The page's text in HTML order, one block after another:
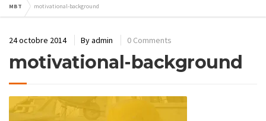
MBT motivational-background
24 octobre 2014 Byadmin 0 Comments
motivational-background